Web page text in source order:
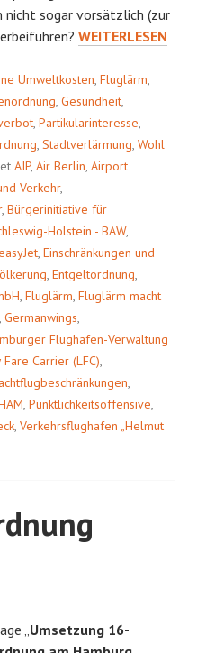
nicht sogar vorsätzlich (zur
SCHWARZE
WEITERLESEN
Umweltkosten, Fluglärm,
, Gesundheit,
, Partikularinteresse,
, Stadtverlärmung, Wohl
AIP, Air Berlin, Airport
Verkehr,
, Bürgerinitiative für
Holstein - BAW,
, Einschränkungen und
, Entgeltordnung,
, Fluglärm, Fluglärm macht
, Germanwings,
Flughafen-Verwaltung
Fare Carrier (LFC),
,
, Pünktlichkeitsoffensive,
, Verkehrsflughafen „Helmut
„Umsetzung 16-